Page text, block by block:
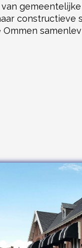
constructieve